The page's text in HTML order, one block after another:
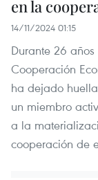
en la
14/11/2024 01:15
Durante 26
Cooperación
ha dejado
un miembro
a la
cooperación de